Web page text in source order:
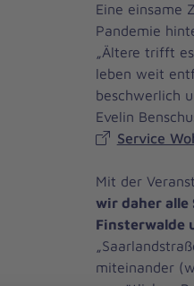
Eine einsame
Pandemie
„Ältere trifft
leben weit
beschwerlich
Evelin
Service
Mit der
wir daher alle
Finsterwalde
miteinander